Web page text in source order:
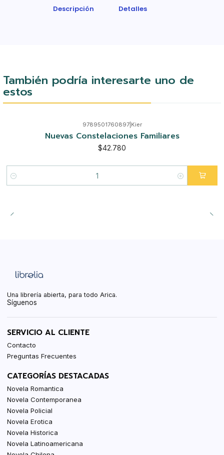
Descripción Detalles
También podría interesarte uno de
estos
9789501760897| Kier
Nuevas Constelaciones Familiares
$42.780
Cantidad
Una librería abierta, para todo Arica.
Síguenos
SERVICIO AL CLIENTE
Contacto
Preguntas Frecuentes
CATEGORÍAS DESTACADAS
Novela Romantica
Novela Contemporanea
Novela Policial
Novela Erotica
Novela Historica
Novela Latinoamericana